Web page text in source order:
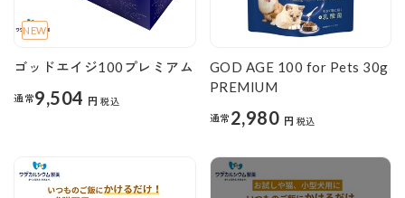
NEW
ゴッドエイジ100プレミアム
通常9,504 円 税込
GOD AGE 100 for Pets 30g
PREMIUM
通常 2,980 円 税込